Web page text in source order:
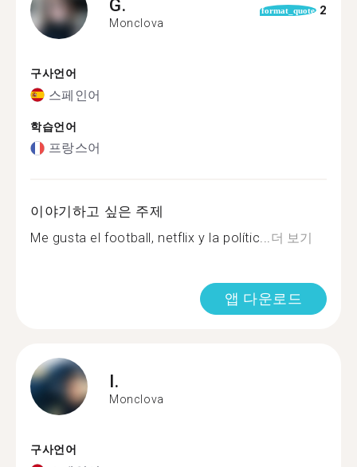
G.
Monclova
format_quote 2
구사언어
스페인어
학습언어
프랑스어
이야기하고 싶은 주제
Me gusta el football, netflix y la polític...더 보기
앱 다운로드
I.
Monclova
구사언어